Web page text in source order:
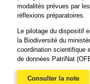
modalités prévues par
réflexions préparatoires.
Le pilotage du dispositif
la Biodiversité du
coordination scientifique
de données PatriNat
Consulter la note